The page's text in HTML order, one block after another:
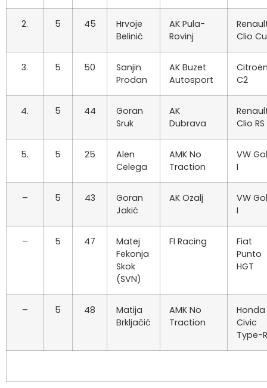
2. 5 45
Hrvoje
Belinić
AK Pula-
Rovinj
Clio
3. 5 50
Sanjin
Prodan
AK Buzet
Autosport
C2
4. 5 44
Goran
Sruk
AK
Dubrava
Clio RS
5. 5 25
Alen
Celega
AMK No
Traction
VW
I
– 5 43
Goran
Jakić
AK Ozalj
VW
I
– 5 47
Matej
Fekonja
Skok
(SVN)
FI Racing
Fiat
Punto
HGT
– 5 48
Matija
Brkljačić
AMK No
Traction
Honda
Civic
Type-R